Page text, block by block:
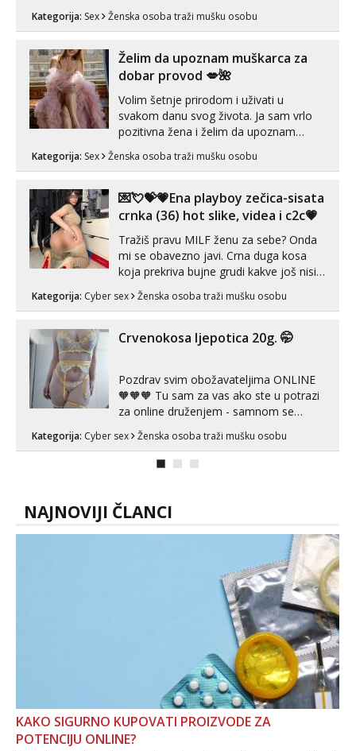
puta dnevno bilo kad i bilo gdje zato se
link ispod i nadji me tamo, cekam te!
Kategorija: Sex Ženska osoba traži mušku osobu
Želim da upoznam muškarca za
dobar provod 💋🌺
Volim šetnje prirodom i uživati u
svakom danu svog života. Ja sam vrlo
pozitivna žena i želim da upoznam
može i nešto više.💋🌺 Klikni na link
Kategorija: Sex Ženska osoba traži mušku osobu
💌💘💝💗Ena playboy zečica-sisata
crnka (36) hot slike, videa i c2c💗
Tražiš pravu MILF ženu za sebe? Onda
mi se obavezno javi. Crna duga kosa
koja prekriva bujne grudi kakve još nisi
vidio, čista ŠESTICA! A usne? O usnama
bolje da ni ne pričam. Prave pune usne
vjeruj mi, takve još nisi vidio. Uvijek sam
spremna za ONLOINE zabavu...
Kategorija: Cyber sex Ženska osoba traži mušku osobu
Crvenokosa ljepotica 20g. 🤭
Pozdrav svim obožavateljima ONLINE
🧡🧡🧡 Tu sam za vas ako ste u potrazi
za online druženjem - samnom se
možete zabaviti preko videopoziva, ili
ako vam nisam dovoljna radim i u paru i
trojci s kolegicama, svaka je drugačija
Kategorija: Cyber sex Ženska osoba traži mušku osobu
NAJNOVIJI ČLANCI
KAKO SIGURNO KUPOVATI PROIZVODE ZA
POTENCIJU ONLINE?